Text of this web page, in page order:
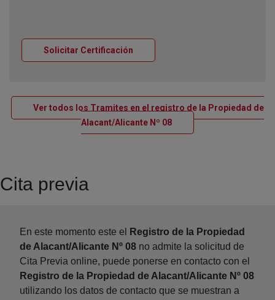
Solicitar Certificación
Ver todos los Tramites en el registro de la Propiedad de
Alacant/Alicante Nº 08Ventana nueva
Cita previa
En este momento este el
Registro de la Propiedad
de Alacant/Alicante Nº 08 no admite la solicitud de
Cita Previa online, puede ponerse en contacto con el
Registro de la Propiedad de Alacant/Alicante Nº 08
utilizando los datos de contacto que se muestran a